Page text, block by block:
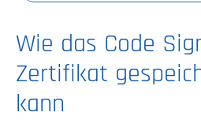
Wie das Code
Zertifikat
kann